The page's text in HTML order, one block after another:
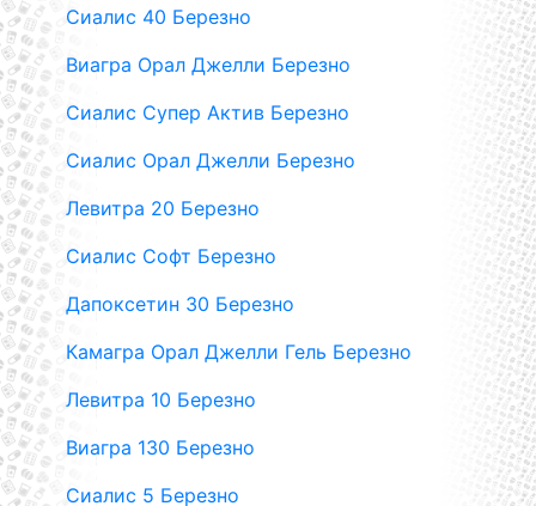
Сиалис 40 Березно
Виагра Орал Джелли Березно
Сиалис Супер Актив Березно
Сиалис Орал Джелли Березно
Левитра 20 Березно
Сиалис Софт Березно
Дапоксетин 30 Березно
Камагра Орал Джелли Гель Березно
Левитра 10 Березно
Виагра 130 Березно
Сиалис 5 Березно